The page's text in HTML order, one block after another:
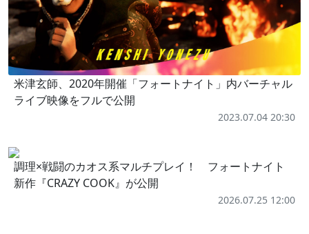
米津玄師、2020年開催「フォートナイト」内バーチャル
ライブ映像をフルで公開
2023.07.04 20:30
調理×戦闘のカオス系マルチプレイ！ フォートナイト
新作『CRAZY COOK』が公開
2026.07.25 12:00